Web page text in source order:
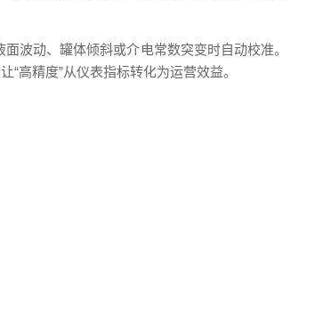
波动、罐体倾斜或介电常数突变时自动校准。
高精度”从仪表指标转化为运营效益。